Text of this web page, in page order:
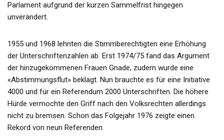
Parlament aufgrund der kurzen Sammelfrist hingegen
unverändert.
1955 und 1968 lehnten die Stimmberechtigten eine Erhöhung
der Unterschriftenzahlen ab. Erst 1974/75 fand das Argument
der hinzugekommenen Frauen Gnade, zudem wurde eine
«Abstimmungsflut» beklagt. Nun brauchte es für eine Initiative
4000 und für ein Referendum 2000 Unterschriften. Die höhere
Hürde vermochte den Griff nach den Volksrechten allerdings
nicht zu bremsen. Schon das Folgejahr 1976 zeigte einen
Rekord von neun Referenden.